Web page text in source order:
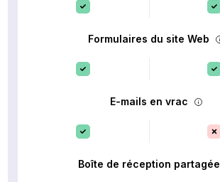
Formulaires du site Web
E-mails en vrac
Boîte de réception partagée